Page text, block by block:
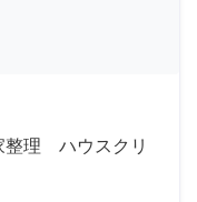
理 ハウスクリ